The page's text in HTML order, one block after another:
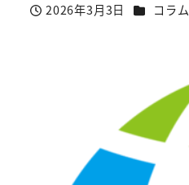
投稿日
2026年3月3日 カテゴリー
コラム